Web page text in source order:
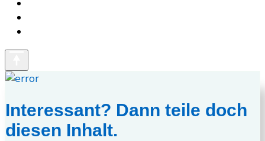
Interessant? Dann teile doch
diesen Inhalt.